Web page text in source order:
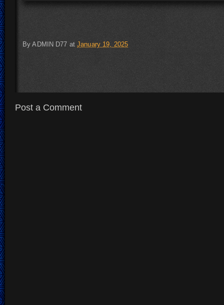
ByADMIN D77 atJanuary 19, 2025
Post a Comment